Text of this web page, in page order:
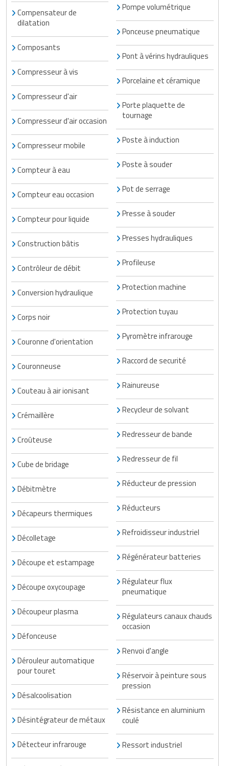
Compensateur de
dilatation
Composants
Compresseur à vis
Compresseur d'air
Compresseur d'air occasion
Compresseur mobile
Compteur à eau
Compteur eau occasion
Compteur pour liquide
Construction bâtis
Contrôleur de débit
Conversion hydraulique
Corps noir
Couronne d'orientation
Couronneuse
Couteau à air ionisant
Crémaillère
Croûteuse
Cube de bridage
Débitmètre
Décapeurs thermiques
Décolletage
Découpe et estampage
Découpe oxycoupage
Découpeur plasma
Défonceuse
Dérouleur automatique
pour touret
Désalcoolisation
Désintégrateur de métaux
Détecteur infrarouge
Pompe volumétrique
Ponceuse pneumatique
Pont à vérins hydrauliques
Porcelaine et céramique
Porte plaquette de
tournage
Poste à induction
Poste à souder
Pot de serrage
Presse à souder
Presses hydrauliques
Profileuse
Protection machine
Protection tuyau
Pyromètre infrarouge
Raccord de securité
Rainureuse
Recycleur de solvant
Redresseur de bande
Redresseur de fil
Réducteur de pression
Réducteurs
Refroidisseur industriel
Régénérateur batteries
Régulateur flux
pneumatique
Régulateurs canaux chauds
occasion
Renvoi d'angle
Réservoir à peinture sous
pression
Résistance en aluminium
coulé
Ressort industriel